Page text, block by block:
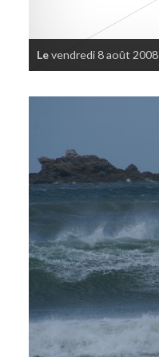
Levendredi 8 août 2008